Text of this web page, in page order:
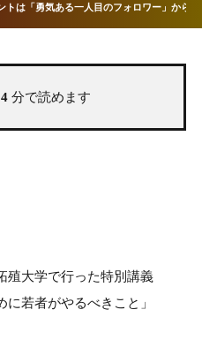
トは「勇気ある一人目のフォロワー」から
4 分で読めます
殖大学で行った特別講義
に若者がやるべきこと」